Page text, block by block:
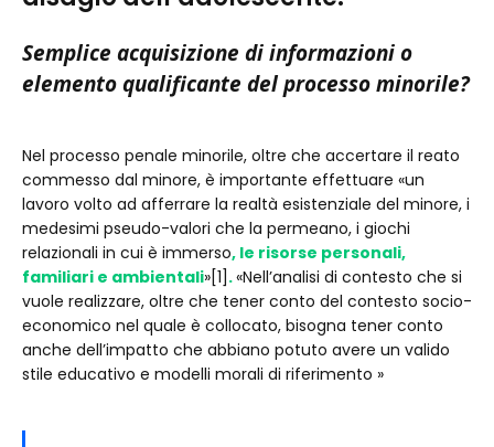
Semplice acquisizione di informazioni o
elemento qualificante del processo minorile?
Nel processo penale minorile, oltre che accertare il reato
commesso dal minore, è importante effettuare «un
lavoro volto ad afferrare la realtà esistenziale del minore, i
medesimi pseudo-valori che la permeano, i giochi
relazionali in cui è immerso, le risorse personali,
familiari e ambientali»[1] .«Nell’analisi di contesto che si
vuole realizzare, oltre che tener conto del contesto socio-
economico nel quale è collocato, bisogna tener conto
anche dell’impatto che abbiano potuto avere un valido
stile educativo e modelli morali di riferimento »